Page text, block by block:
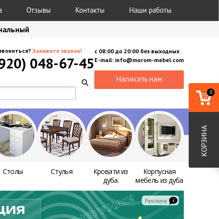
Отзывы Контакты Наши работы
с 08:00 до 20:00 без выходных
E-mail: info@murom-mebel.com
Написать нам
Закажите звонок!
048-67-45
Столы Стулья
Кровати из
дуба
Корпусная
мебель из дуба
Реклама
0
КОРЗИНА